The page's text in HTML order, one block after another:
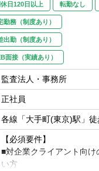
※リモートワークについ
現在週3日までのリモート
おります。（非常事態宣
応）
コロナ終息後もリモート
を上限に継続を予定。必
化を進めた事により、上
ております。
※給与水準について※
記載の水準は2025年1月
定予定）
日120日以上 転勤なし
勤務（制度あり）
勤（制度あり）
面接（実績あり）
監査法人・事務所
正社員
各線「大手町(東京)駅」
【必須要件】
■対企業クライアント向け
い方